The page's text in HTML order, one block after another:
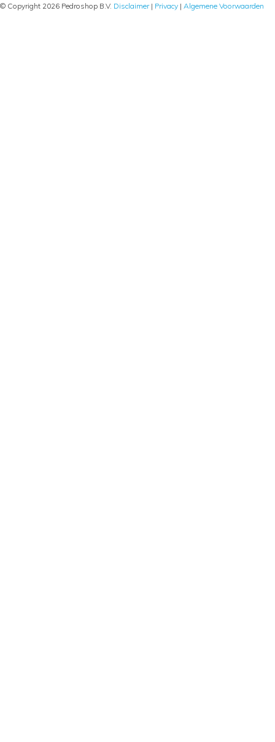
© Copyright 2026 Pedroshop B.V. Disclaimer| Privacy | Algemene Voorwaarden